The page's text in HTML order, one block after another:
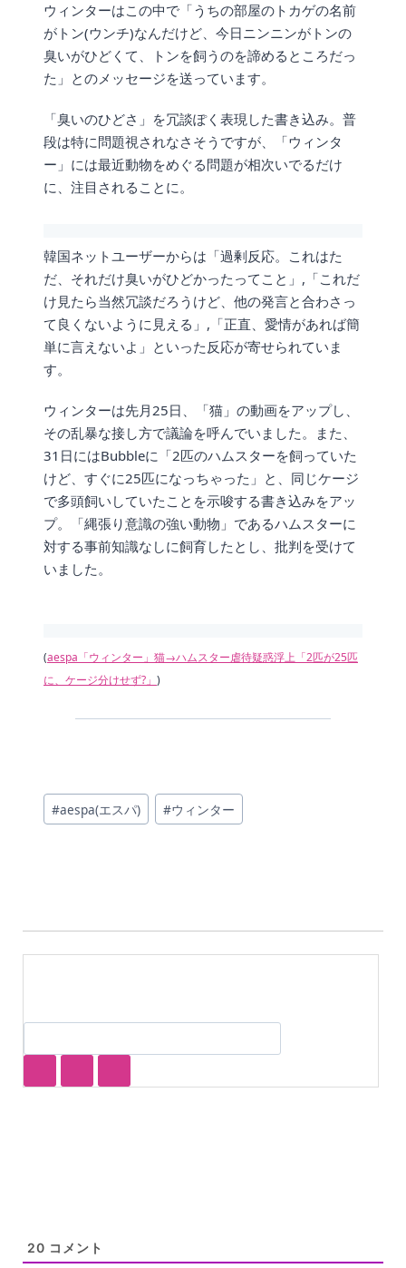
ウィンターはこの中で「うちの部屋のトカゲの名前
がトン(ウンチ)なんだけど、今日ニンニンがトンの
臭いがひどくて、トンを飼うのを諦めるところだっ
た」とのメッセージを送っています。
「臭いのひどさ」を冗談ぽく表現した書き込み。普
段は特に問題視されなさそうですが、「ウィンタ
ー」には最近動物をめぐる問題が相次いでるだけ
に、注目されることに。
韓国ネットユーザーからは「過剰反応。これはた
だ、それだけ臭いがひどかったってこと」,「これだ
け見たら当然冗談だろうけど、他の発言と合わさっ
て良くないように見える」,「正直、愛情があれば簡
単に言えないよ」といった反応が寄せられていま
す。
ウィンターは先月25日、「猫」の動画をアップし、
その乱暴な接し方で議論を呼んでいました。また、
31日にはBubbleに「2匹のハムスターを飼っていた
けど、すぐに25匹になっちゃった」と、同じケージ
で多頭飼いしていたことを示唆する書き込みをアッ
プ。「縄張り意識の強い動物」であるハムスターに
対する事前知識なしに飼育したとし、批判を受けて
いました。
(aespa「ウィンター」猫→ハムスター虐待疑惑浮上「2匹が25匹
に、ケージ分けせず?」 )
投
稿
#aespa(エスパ) #ウィンター
20 コメント